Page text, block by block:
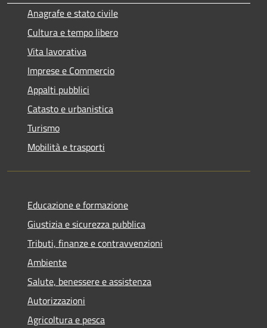
Anagrafe e stato civile
Cultura e tempo libero
Vita lavorativa
Imprese e Commercio
Appalti pubblici
Catasto e urbanistica
Turismo
Mobilità e trasporti
Educazione e formazione
Giustizia e sicurezza pubblica
Tributi, finanze e contravvenzioni
Ambiente
Salute, benessere e assistenza
Autorizzazioni
Agricoltura e pesca